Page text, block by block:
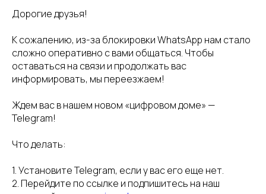
Дорогие друзья!
К сожалению, из-за блокировки WhatsApp нам стало
сложно оперативно с вами общаться. Чтобы
оставаться на связи и продолжать вас
информировать, мы переезжаем!
Ждем вас в нашем новом «цифровом доме» —
Telegram!
Что делать:
1. Установите Telegram, если у вас его еще нет.
2. Перейдите по ссылке и подпишитесь на наш